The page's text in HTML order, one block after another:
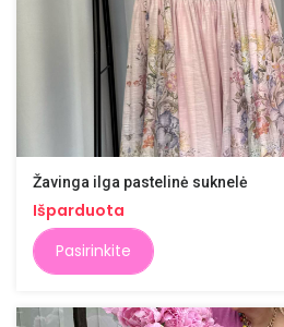
Žavinga ilga pastelinė suknelė
Išparduota
Pasirinkite